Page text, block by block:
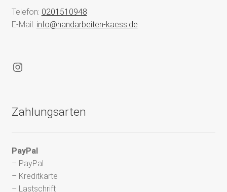
Telefon: 0201510948
E-Mail: info@handarbeiten-kaess.de
Instagram
Zahlungsarten
PayPal
– PayPal
– Kreditkarte
– Lastschrift